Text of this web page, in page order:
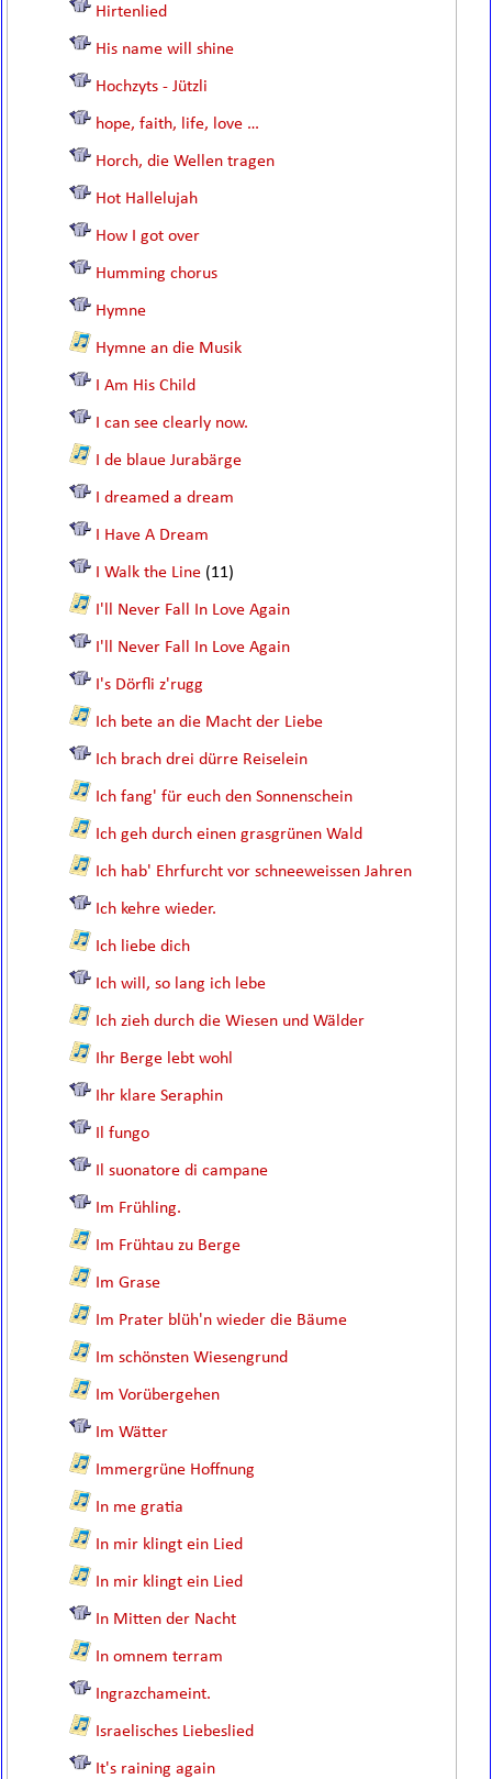
Hirtenlied
His name will shine
Hochzyts - Jützli
hope, faith, life, love …
Horch, die Wellen tragen
Hot Hallelujah
How I got over
Humming chorus
Hymne
Hymne an die Musik
I Am His Child
I can see clearly now.
I de blaue Jurabärge
I dreamed a dream
I Have A Dream
I Walk the Line (11)
I'll Never Fall In Love Again
I'll Never Fall In Love Again
I's Dörfli z'rugg
Ich bete an die Macht der Liebe
Ich brach drei dürre Reiselein
Ich fang' für euch den Sonnenschein
Ich geh durch einen grasgrünen Wald
Ich hab' Ehrfurcht vor schneeweissen Jahren
Ich kehre wieder.
Ich liebe dich
Ich will, so lang ich lebe
Ich zieh durch die Wiesen und Wälder
Ihr Berge lebt wohl
Ihr klare Seraphin
Il fungo
Il suonatore di campane
Im Frühling.
Im Frühtau zu Berge
Im Grase
Im Prater blüh'n wieder die Bäume
Im schönsten Wiesengrund
Im Vorübergehen
Im Wätter
Immergrüne Hoffnung
In me gratia
In mir klingt ein Lied
In mir klingt ein Lied
In Mitten der Nacht
In omnem terram
Ingrazchameint.
Israelisches Liebeslied
It's raining again